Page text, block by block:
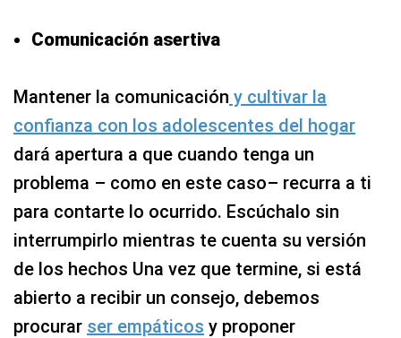
Comunicación asertiva
Mantener la comunicación y cultivar la
confianza con los adolescentes del hogar
dará apertura a que cuando tenga un
problema – como en este caso– recurra a ti
para contarte lo ocurrido. Escúchalo sin
interrumpirlo mientras te cuenta su versión
de los hechos Una vez que termine, si está
abierto a recibir un consejo, debemos
procurar ser empáticos y proponer